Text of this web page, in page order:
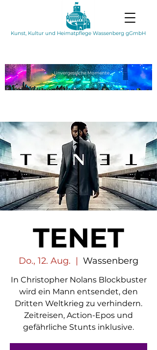
Kunst, Kultur und Heimatpflege Wassenberg gGmbH
UnvergesslicheMomente
TENET
Do., 12. Aug.
  |
Wassenberg
In Christopher Nolans Blockbuster
wird ein Mann entsendet, den
Dritten Weltkrieg zu verhindern.
Zeitreisen, Action-Epos und
gefährliche Stunts inklusive.